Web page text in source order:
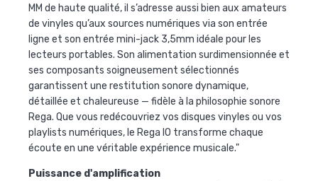
MM de haute qualité, il s’adresse aussi bien aux amateurs
de vinyles qu’aux sources numériques via son entrée
ligne et son entrée mini-jack 3,5mm idéale pour les
lecteurs portables. Son alimentation surdimensionnée et
ses composants soigneusement sélectionnés
garantissent une restitution sonore dynamique,
détaillée et chaleureuse — fidèle à la philosophie sonore
Rega. Que vous redécouvriez vos disques vinyles ou vos
playlists numériques, le Rega IO transforme chaque
écoute en une véritable expérience musicale."
Puissance d'amplification